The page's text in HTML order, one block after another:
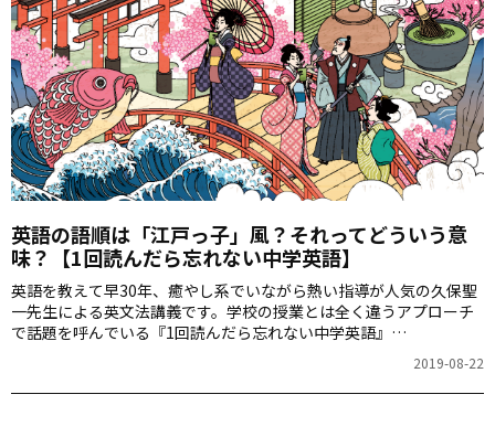
英語の語順は「江戸っ子」風？それってどういう意
味？【1回読んだら忘れない中学英語】
英語を教えて早30年、癒やし系でいながら熱い指導が人気の久保聖
一先生による英文法講義です。学校の授業とは全く違うアプローチ
で話題を呼んでいる『1回読んだら忘れない中学英語』
2019-08-22